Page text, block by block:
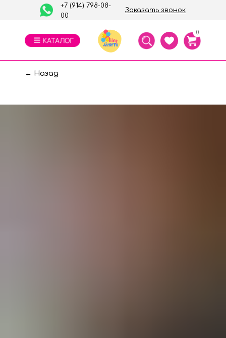
Заказать звонок
+7 (914) 798-08-
00
0
← Назад